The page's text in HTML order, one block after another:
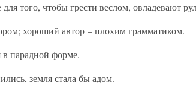
того, чтобы грести веслом, овладевают
хороший автор – плохим грамматиком.
в парадной форме.
земля стала бы адом.